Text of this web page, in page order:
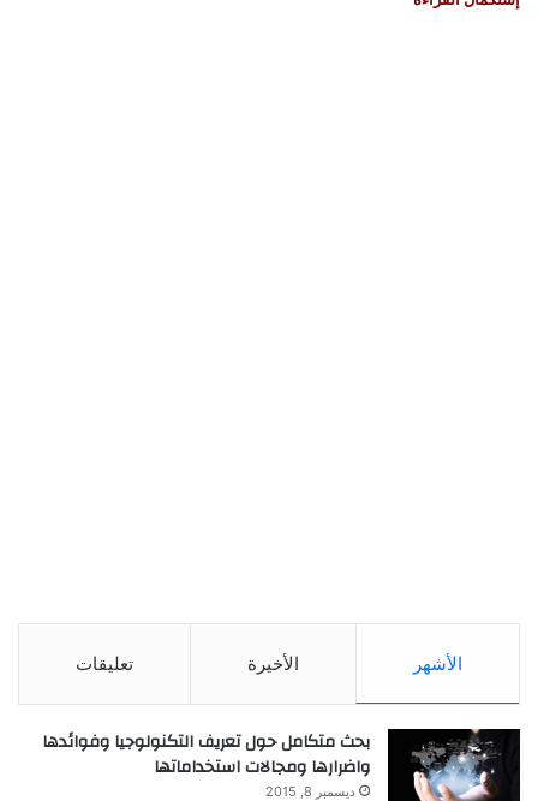
الأشهر الأخيرة تعليقات
بحث متكامل حول تعريف التكنولوجيا وفوائدها
واضرارها ومجالات استخداماتها
ديسمبر 8, 2015